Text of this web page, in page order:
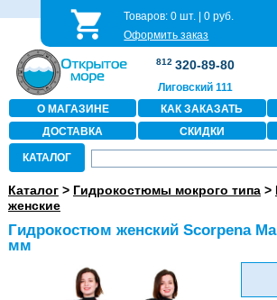
Товаров:0 шт. |0 руб.
Оформить заказ
812 320-89-80
Лиговский 111
О МАГАЗИНЕ
КАК ЗАКАЗАТЬ
ДОСТАВКА
СКИДКИ
КАТАЛОГ
Каталог> Гидрокостюмы мокрого типа>
женские
Гидрокостюм женский Scorpena
мм